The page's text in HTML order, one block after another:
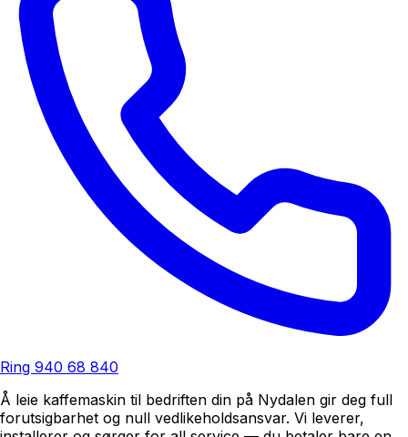
Ring 940 68 840
Å leie kaffemaskin til bedriften din på Nydalen gir deg full
forutsigbarhet og null vedlikeholdsansvar. Vi leverer,